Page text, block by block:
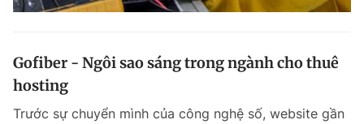
Gofiber - Ngôi sao sáng trong ngành cho thuê
hosting
Trước sự chuyển mình của công nghệ số, website gần